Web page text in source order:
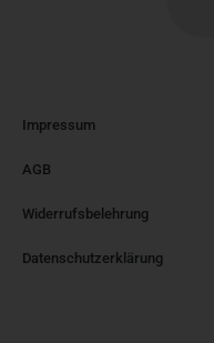
Impressum
AGB
Widerrufsbelehrung
Datenschutzerklärung